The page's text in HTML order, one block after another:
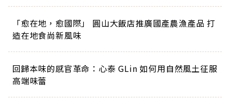
「愈在地，愈國際」 圓山大飯店推廣國產農漁產品 打
造在地食尚新風味
回歸本味的感官革命：心泰 GLin 如何用自然風土征服
高端味蕾